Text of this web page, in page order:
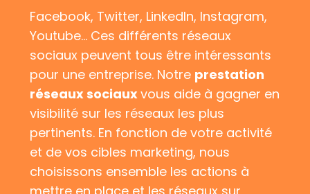
Facebook, Twitter, LinkedIn, Instagram,
Youtube… Ces différents réseaux
sociaux peuvent tous être intéressants
pour une entreprise. Notre prestation
réseaux sociauxvous aide à gagner en
visibilité sur les réseaux les plus
pertinents. En fonction de votre activité
et de vos cibles marketing, nous
choisissons ensemble les actions à